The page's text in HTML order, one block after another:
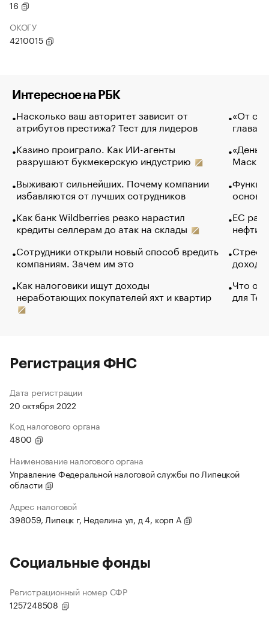
16
ОКОГУ
4210015
Интересное на РБК
Насколько ваш авторитет зависит от
атрибутов престижа? Тест для лидеров
Казино проиграло. Как ИИ-агенты
разрушают букмекерскую индустрию
Выживают сильнейших. Почему компании
избавляются от лучших сотрудников
Как банк Wildberries резко нарастил
кредиты селлерам до атак на склады
Сотрудники открыли новый способ вредить
компаниям. Зачем им это
Как налоговики ищут доходы
неработающих покупателей яхт и квартир
«От
глава
Маск в
основ
ЕС
нефти
Что
для
Регистрация ФНС
Дата регистрации
20 октября 2022
Код налогового органа
4800
Наименование налогового органа
Управление Федеральной налоговой службы по Липецкой
области
Адрес налоговой
398059, Липецк г, Неделина ул, д 4, корп А
Социальные фонды
Регистрационный номер СФР
1257248508